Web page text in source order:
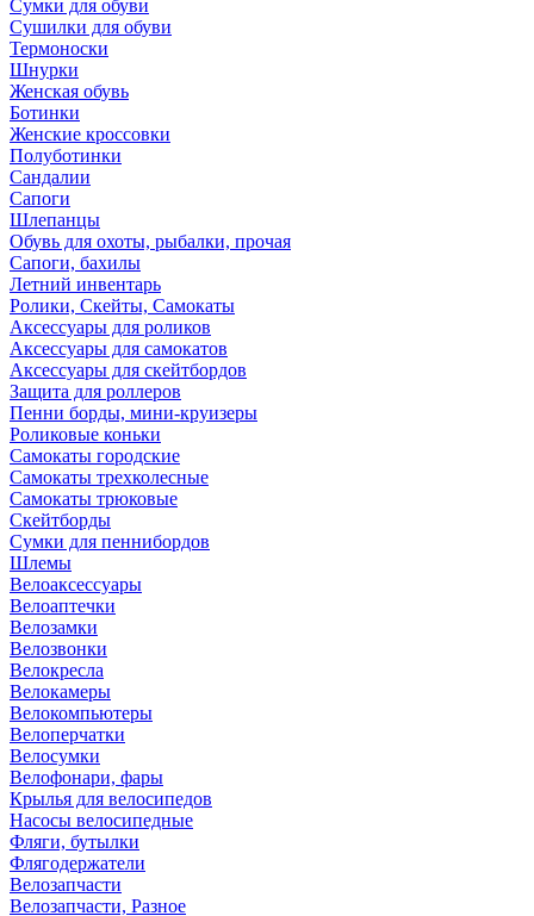
Сумки для обуви
Сушилки для обуви
Термоноски
Шнурки
Женская обувь
Ботинки
Женские кроссовки
Полуботинки
Сандалии
Сапоги
Шлепанцы
Обувь для охоты, рыбалки, прочая
Сапоги, бахилы
Летний инвентарь
Ролики, Скейты, Самокаты
Аксессуары для роликов
Аксессуары для самокатов
Аксессуары для скейтбордов
Защита для роллеров
Пенни борды, мини-круизеры
Роликовые коньки
Самокаты городские
Самокаты трехколесные
Самокаты трюковые
Скейтборды
Сумки для пеннибордов
Шлемы
Велоаксессуары
Велоаптечки
Велозамки
Велозвонки
Велокресла
Велокамеры
Велокомпьютеры
Велоперчатки
Велосумки
Велофонари, фары
Крылья для велосипедов
Насосы велосипедные
Фляги, бутылки
Флягодержатели
Велозапчасти
Велозапчасти, Разное